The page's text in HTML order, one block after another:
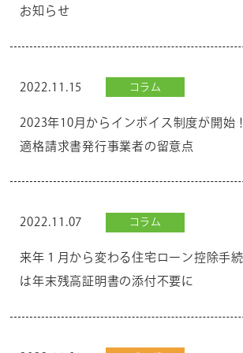
お知らせ
2022.11.15 コラム
2023年10月からインボイス制度が開
適格請求書発行事業者の留意点
2022.11.07 コラム
来年１月から変わる住宅ローン控除手
は年末残高証明書の添付不要に